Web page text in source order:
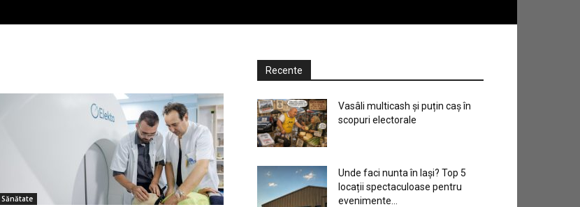
Sănătate
Recente
Vasâli multicash și puțin caș în
scopuri electorale
Unde faci nunta în Iași? Top 5
locații spectaculoase pentru
evenimente...